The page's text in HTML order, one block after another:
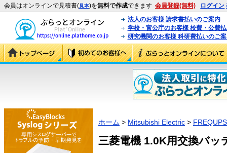
会員はオンラインで見積書(見本)を無料で作成できます 会員登録(無料) ログイン
法人のお客様 請求書払いのご案内
学校・官公庁のお客様 校費・公費
研究機関のお客様 科研費払いのご
ホーム > Mitsubishi Electric > FREQUPS
三菱電機 1.0K用交換バッ